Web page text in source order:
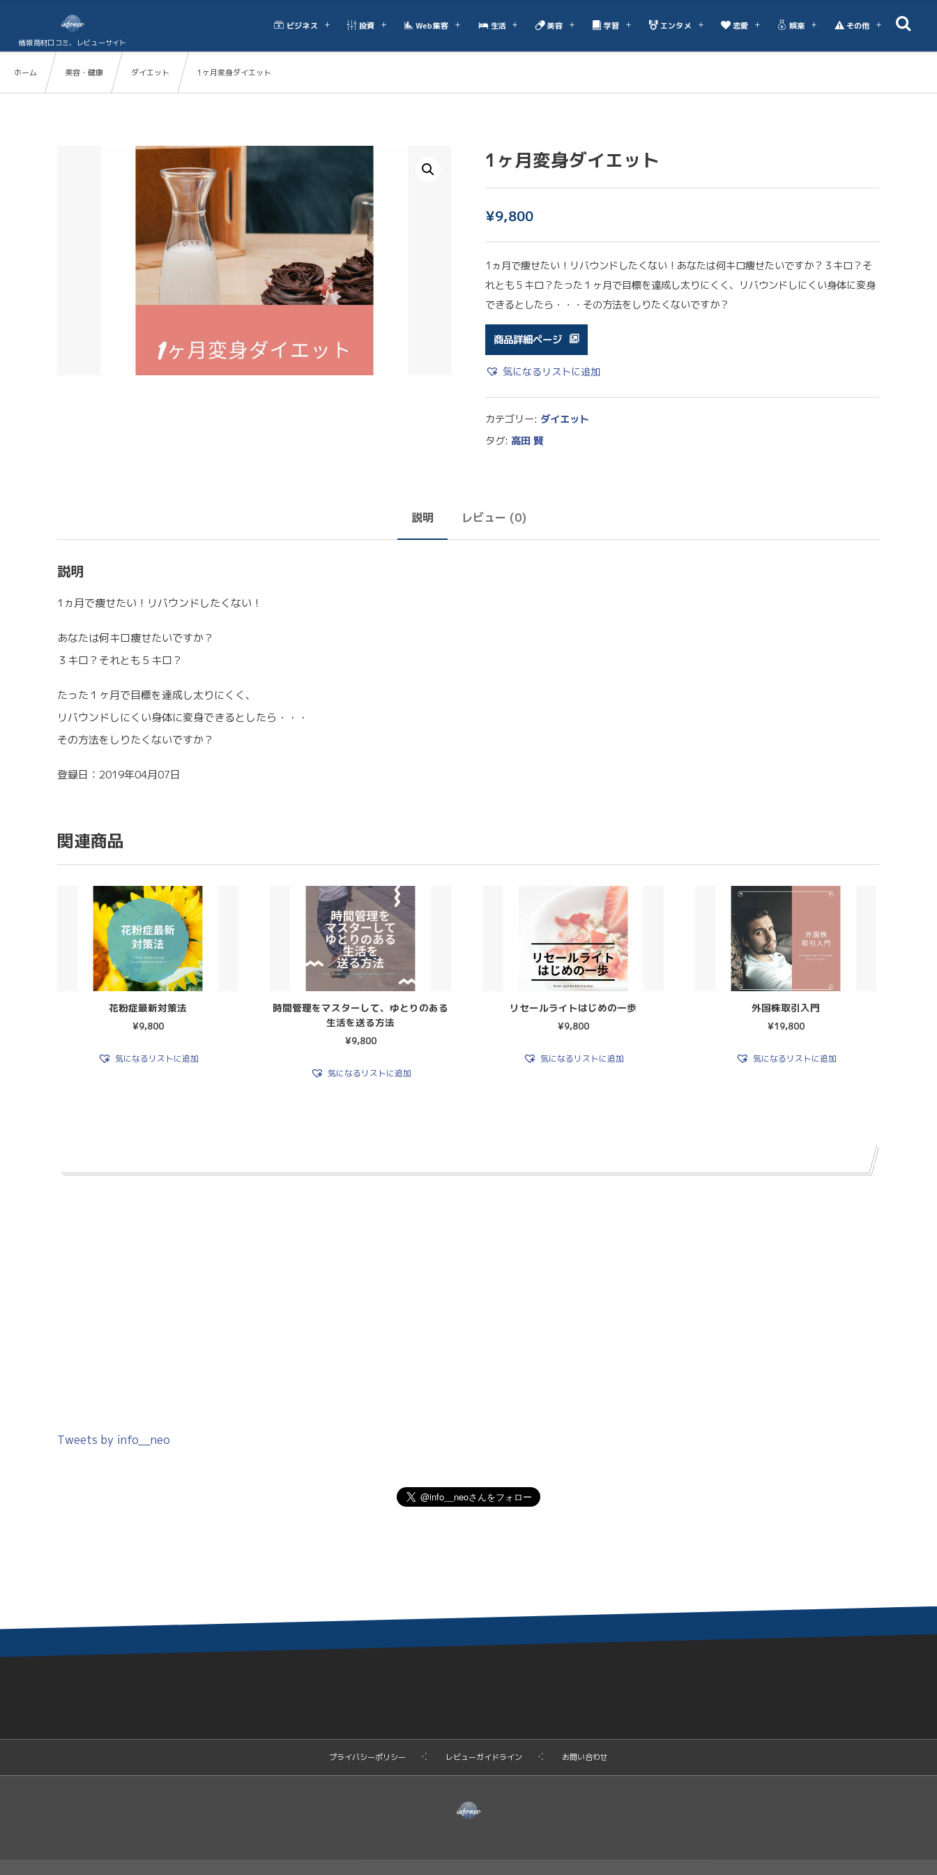
情報商材口コミ、レビューサイト
ビジネス 投資 Web集客 生活 美容 学習 エンタメ 恋愛 娯楽 その他
ホーム 美容・健康 ダイエット 1ヶ月変身ダイエット
1ヶ月変身ダイエット
¥9,800
1ヵ月で痩せたい！リバウンドしたくない！あなたは何キロ痩せたいですか？３キロ？そ
れとも５キロ？たった１ヶ月で目標を達成し太りにくく、リバウンドしにくい身体に変身
できるとしたら・・・その方法をしりたくないですか？
商品詳細ページ
気になるリストに追加
カテゴリー: ダイエット
タグ: 高田 賢
説明 レビュー (0)
説明
1ヵ月で痩せたい！リバウンドしたくない！
あなたは何キロ痩せたいですか？
３キロ？それとも５キロ？
たった１ヶ月で目標を達成し太りにくく、
リバウンドしにくい身体に変身できるとしたら・・・
その方法をしりたくないですか？
登録日：2019年04月07日
関連商品
花粉症最新対策法
¥9,800
気になるリストに追加
時間管理をマスターして、ゆとりのある
生活を送る方法
¥9,800
気になるリストに追加
リセールライトはじめの一歩
¥9,800
気になるリストに追加
外国株取引入門
¥19,800
気になるリストに追加
Tweets by info__neo
プライバシーポリシー レビューガイドライン お問い合わせ